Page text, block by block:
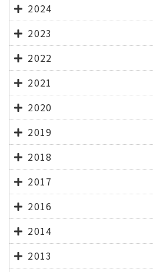
2024
2023
2022
2021
2020
2019
2018
2017
2016
2014
2013